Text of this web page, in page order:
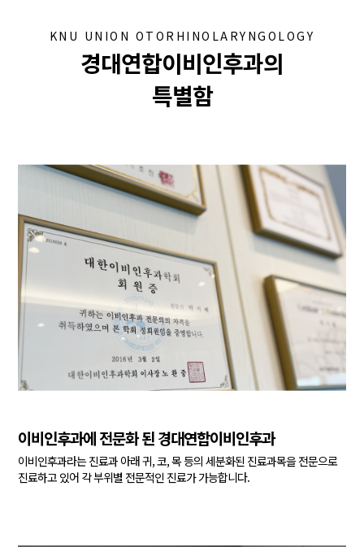
KNU UNION OTORHINOLARYNGOLOGY
경대연합이비인후과의
특별함
이비인후과에 전문화 된 경대연합이비인후과
이비인후과라는 진료과 아래 귀, 코, 목 등의 세분화된 진료과목을전문으로
진료하고 있어 각 부위별 전문적인 진료가 가능합니다.